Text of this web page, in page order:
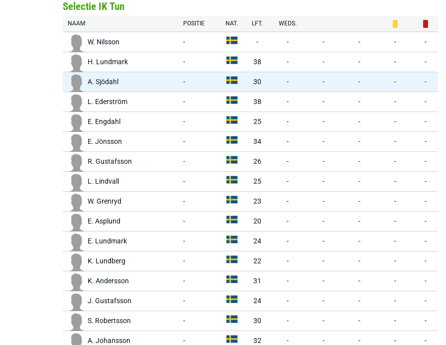
Selectie IK Tun
NAAM POSITIE NAT. LFT. WEDS.
W. Nilsson - - - - - - -
H. Lundmark - 38 - - - - -
A. Sjödahl - 30 - - - - -
L. Ederström - 38 - - - - -
E. Engdahl - 25 - - - - -
E. Jönsson - 34 - - - - -
R. Gustafsson - 26 - - - - -
L. Lindvall - 25 - - - - -
W. Grenryd - 23 - - - - -
E. Asplund - 20 - - - - -
E. Lundmark - 24 - - - - -
K. Lundberg - 22 - - - - -
K. Andersson - 31 - - - - -
J. Gustafsson - 24 - - - - -
S. Robertsson - 30 - - - - -
A. Johansson - 32 - - - - -